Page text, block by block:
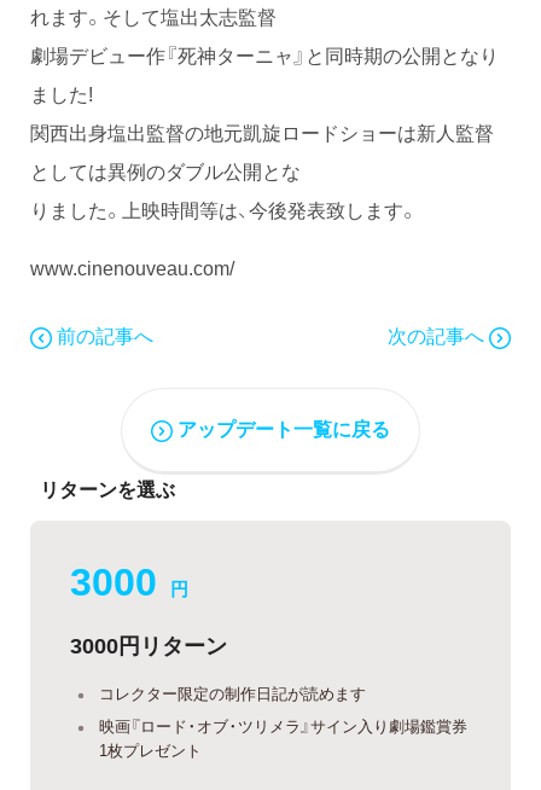
れます。そして塩出太志監督
劇場デビュー作『死神ターニャ』と同時期の公開となり
ました!
関西出身塩出監督の地元凱旋ロードショーは新人監督
としては異例のダブル公開とな
りました。上映時間等は、今後発表致します。
www.cinenouveau.com/
前の記事へ 次の記事へ
アップデート一覧に戻る
リターンを選ぶ
3000 円
3000円リターン
コレクター限定の制作日記が読めます
映画『ロード・オブ・ツリメラ』サイン入り劇場鑑賞券
1枚プレゼント